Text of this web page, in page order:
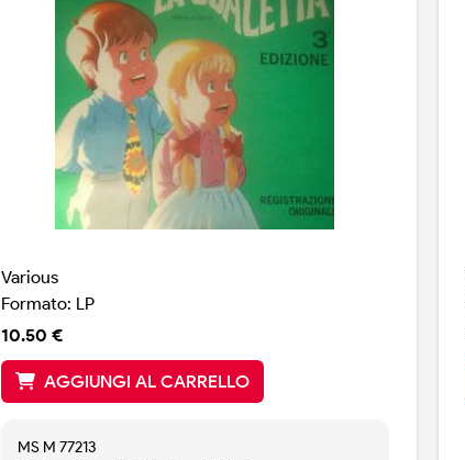
Various
Formato: LP
10.50 €
AGGIUNGI AL CARRELLO
MS M 77213